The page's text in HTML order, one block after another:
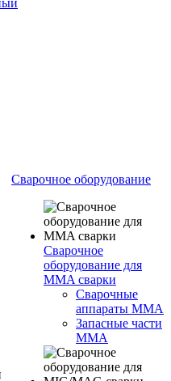
Сварочное оборудование
Сварочное
оборудование для
MMA сварки
Сварочные
аппараты MMA
Запасные части
MMA